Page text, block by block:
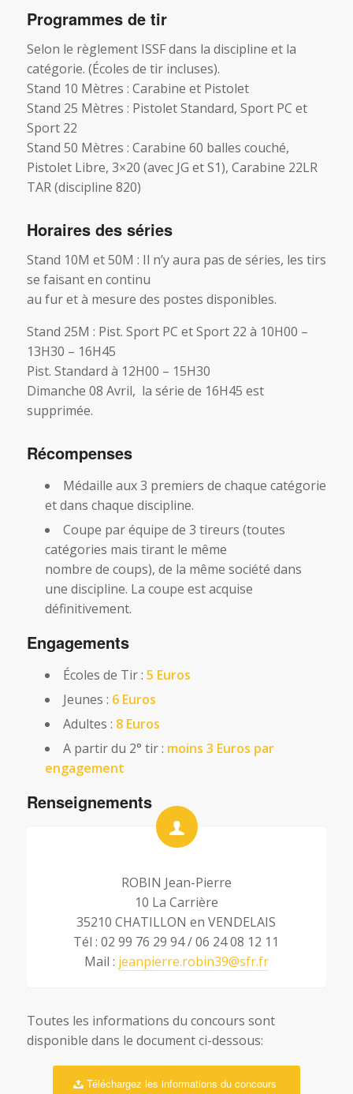
Programmes de tir
Selon le règlement ISSF dans la discipline et la
catégorie. (Écoles de tir incluses).
Stand 10 Mètres : Carabine et Pistolet
Stand 25 Mètres : Pistolet Standard, Sport PC et
Sport 22
Stand 50 Mètres : Carabine 60 balles couché,
Pistolet Libre, 3×20 (avec JG et S1), Carabine 22LR
TAR (discipline 820)
Horaires des séries
Stand 10M et 50M : Il n’y aura pas de séries, les tirs
se faisant en continu
au fur et à mesure des postes disponibles.
Stand 25M : Pist. Sport PC et Sport 22 à 10H00 –
13H30 – 16H45
Pist. Standard à 12H00 – 15H30
Dimanche 08 Avril, la série de 16H45 est
supprimée.
Récompenses
Médaille aux 3 premiers de chaque catégorie
et dans chaque discipline.
Coupe par équipe de 3 tireurs (toutes
catégories mais tirant le même
nombre de coups), de la même société dans
une discipline. La coupe est acquise
définitivement.
Engagements
Écoles de Tir : 5 Euros
Jeunes : 6 Euros
Adultes : 8 Euros
A partir du 2° tir : moins 3 Euros par
engagement
Renseignements
ROBIN Jean-Pierre
10 La Carrière
35210 CHATILLON en VENDELAIS
Tél : 02 99 76 29 94 / 06 24 08 12 11
Mail : jeanpierre.robin39@sfr.fr
Toutes les informations du concours sont
disponible dans le document ci-dessous:
Téléchargez les informations du concours